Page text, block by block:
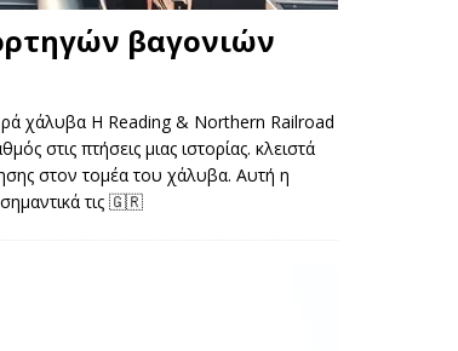
βαγονιών
χάλυβα Η Reading & Northern Railroad
στις πτήσεις μιας ιστορίας. κλειστά
στον τομέα του χάλυβα. Αυτή η
τις 🇬🇷